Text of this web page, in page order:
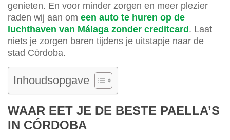
genieten. En voor minder zorgen en meer plezier
raden wij aan om een auto te huren op de
luchthaven van Málaga zonder creditcard . Laat
niets je zorgen baren tijdens je uitstapje naar de
stad Córdoba.
Inhoudsopgave
WAAR EET JE DE BESTE PAELLA’S
IN CÓRDOBA